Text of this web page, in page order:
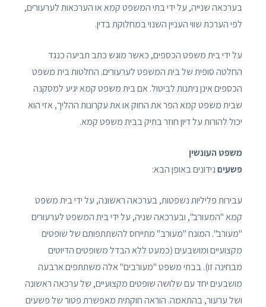
בערכאה שנייה, על ידי בתי המשפט קמא או הערכאות לערעורים,
לפי הערכת שווי העניין השנוי במחלוקת בדין.
על ידי בית משפט הכספים, כאשר מוגש כתב תביעה כנגד
החלטה סופית של בית המשפט לערעורים. החלטות בית משפט
הכספים אינן ניתנות לביטול. אם בית משפט קמא יגיע למסקנה
שבית משפט קמא הפר את החוק או את עקרונות ההליך, אזי הוא
יכול להורות על דיון חוזר בתיק בבית משפט קמא.
משפט העונשין
פשעיםנידונים באופן הבא:
עבירות פליליות נשפטות, בערכאה ראשונה, על ידי בית משפט
קמא "המעורב", ובערכאה שניה, על ידי בית המשפט לערעורים
"מעורב". המונח "מעורב" מתייחס להשתתפותם של שופטים
מקצועיים ומושבעים (כמעט ללא הבדל משופטים הדיוטים
מבחינה זו). בבתי משפט "מעורבים" אלה משתתפים ארבעה
מושבעים יחד עם שלושה שופטים מקצועיים, של ערכאה ראשונה
ושל ערעור, בהתאמה. הוראה חוקתית מאפשרת פטור של פשעים